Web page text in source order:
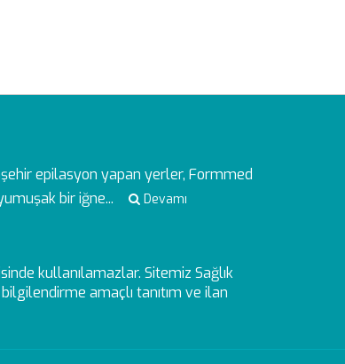
epilasyon yapan yerler, Formmed
bir iğne...
Devamı
kullanılamazlar. Sitemiz Sağlık
amaçlı tanıtım ve ilan